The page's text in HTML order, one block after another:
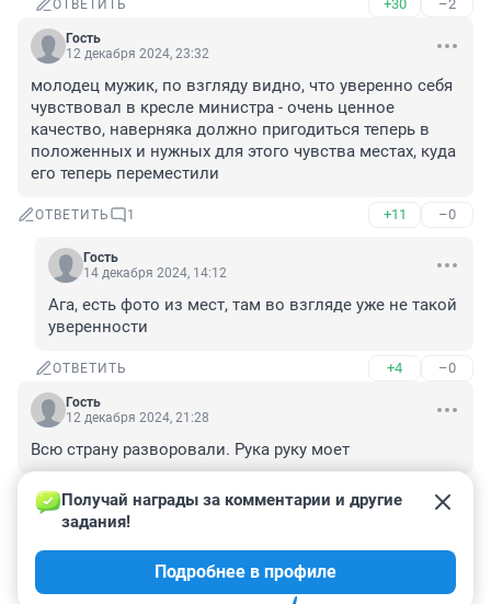
ОТВЕТИТЬ +30 –2
Гость
12 декабря 2024, 23:32
молодец мужик, по взгляду видно, что уверенно себя
чувствовал в кресле министра - очень ценное
качество, наверняка должно пригодиться теперь в
положенных и нужных для этого чувства местах, куда
его теперь переместили
ОТВЕТИТЬ 1 +11 –0
Гость
14 декабря 2024, 14:12
Ага, есть фото из мест, там во взгляде уже не такой
уверенности
ОТВЕТИТЬ +4 –0
Гость
12 декабря 2024, 21:28
Всю страну разворовали. Рука руку моет
ОТВЕТИТЬ –1
Гость
в путь, громко назначенные высокорейтинговые
Получай награды за комментарии и другие
задания!
Подробнее в профиле